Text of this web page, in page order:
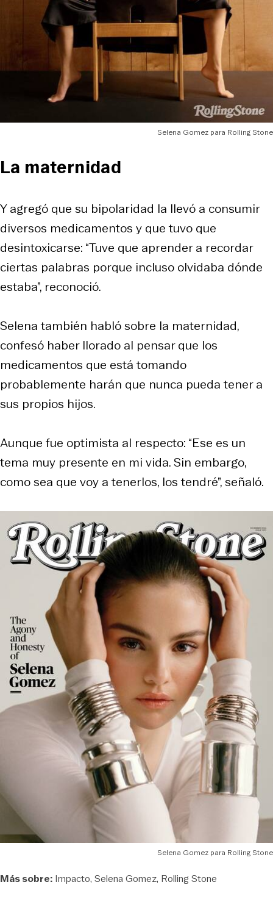
Selena Gomez para Rolling Stone
La maternidad
Y agregó que su bipolaridad la llevó a consumir
diversos medicamentos y que tuvo que
desintoxicarse: “Tuve que aprender a recordar
ciertas palabras porque incluso olvidaba dónde
estaba”, reconoció.
Selena también habló sobre la maternidad,
confesó haber llorado al pensar que los
medicamentos que está tomando
probablemente harán que nunca pueda tener a
sus propios hijos.
Aunque fue optimista al respecto: “Ese es un
tema muy presente en mi vida. Sin embargo,
como sea que voy a tenerlos, los tendré”, señaló.
Selena Gomez para Rolling Stone
Más sobre: Impacto Selena Gomez Rolling Stone